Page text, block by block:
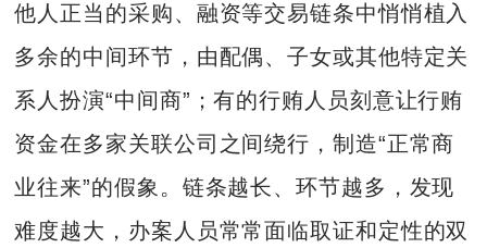
他人正当的采购、融资等交易链条中悄悄植入
多余的中间环节，由配偶、子女或其他特定关
系人扮演“中间商”；有的行贿人员刻意让行贿
资金在多家关联公司之间绕行，制造“正常商
业往来”的假象。链条越长、环节越多，发现
难度越大，办案人员常常面临取证和定性的双